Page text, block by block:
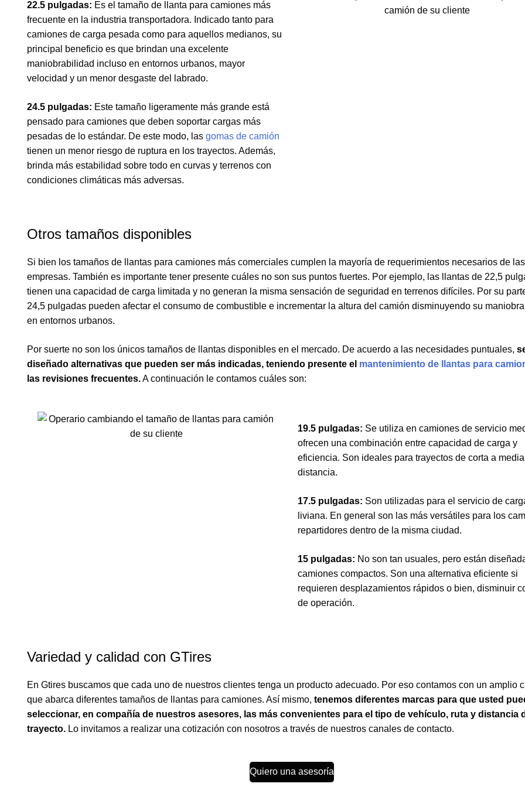
22.5 pulgadas: Es el tamaño de llanta para camiones más
frecuente en la industria transportadora. Indicado tanto para
camiones de carga pesada como para aquellos medianos, su
principal beneficio es que brindan una excelente
maniobrabilidad incluso en entornos urbanos, mayor
velocidad y un menor desgaste del labrado.
24.5 pulgadas: Este tamaño ligeramente más grande está
pensado para camiones que deben soportar cargas más
pesadas de lo estándar. De este modo, las gomas de camión
tienen un menor riesgo de ruptura en los trayectos. Además,
brinda más estabilidad sobre todo en curvas y terrenos con
condiciones climáticas más adversas.
Otros tamaños disponibles
Si bien los tamaños de llantas para camiones más comerciales cumplen la mayoría de requerimientos necesarios de las
empresas. También es importante tener presente cuáles no son sus puntos fuertes. Por ejemplo, las llantas de 22,5
tienen una capacidad de carga limitada y no generan la misma sensación de seguridad en terrenos difíciles. Por su
24,5 pulgadas pueden afectar el consumo de combustible e incrementar la altura del camión disminuyendo su
en entornos urbanos.
Por suerte no son los únicos tamaños de llantas disponibles en el mercado. De acuerdo a las necesidades puntuales,
diseñado alternativas que pueden ser más indicadas, teniendo presente el mantenimiento de llantas para
las revisiones frecuentes.A continuación le contamos cuáles son:
19.5 pulgadas: Se utiliza en camiones de servicio
ofrecen una combinación entre capacidad de carga y
eficiencia. Son ideales para trayectos de corta a media
distancia.
17.5 pulgadas: Son utilizadas para el servicio de
liviana. En general son las más versátiles para los
repartidores dentro de la misma ciudad.
15 pulgadas: No son tan usuales, pero están
camiones compactos. Son una alternativa eficiente si
requieren desplazamientos rápidos o bien, disminuir
de operación.
Variedad y calidad con GTires
En Gtires buscamos que cada uno de nuestros clientes tenga un producto adecuado. Por eso contamos con un amplio
que abarca diferentes tamaños de llantas para camiones. Así mismo, tenemos diferentes marcas para que usted
seleccionar, en compañía de nuestros asesores, las más convenientes para el tipo de vehículo, ruta y distancia
trayecto. Lo invitamos a realizar una cotización con nosotros a través de nuestros canales de contacto.
Quiero una asesoría